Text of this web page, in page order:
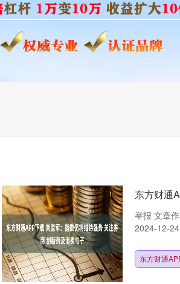
东方财通
举报 文章
2024-12-
东方财通